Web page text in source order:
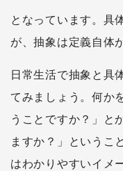
となっています。具
が、抽象は定義自体
日常生活で抽象と具
てみましょう。何か
うことですか？」と
ますか？」というこ
はわかりやすいイメ